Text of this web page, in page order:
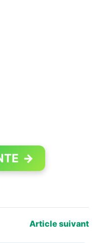
→
Article suivant